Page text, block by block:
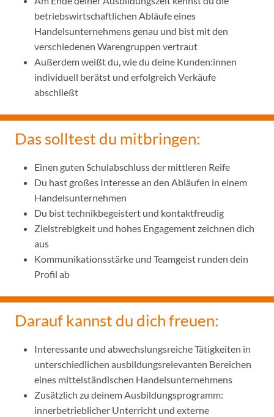
betriebswirtschaftlichen Abläufe eines
Handelsunternehmens genau und bist mit den
verschiedenen Warengruppen vertraut
Außerdem weißt du, wie du deine Kunden:innen
individuell berätst und erfolgreich Verkäufe
abschließt
Das solltest du mitbringen:
Einen guten Schulabschluss der mittleren Reife
Du hast großes Interesse an den Abläufen in einem
Handelsunternehmen
Du bist technikbegeistert und kontaktfreudig
Zielstrebigkeit und hohes Engagement zeichnen dich
aus
Kommunikationsstärke und Teamgeist runden dein
Profil ab
Darauf kannst du dich freuen:
Interessante und abwechslungsreiche Tätigkeiten in
unterschiedlichen ausbildungsrelevanten Bereichen
eines mittelständischen Handelsunternehmens
Zusätzlich zu deinem Ausbildungsprogramm:
innerbetrieblicher Unterricht und externe